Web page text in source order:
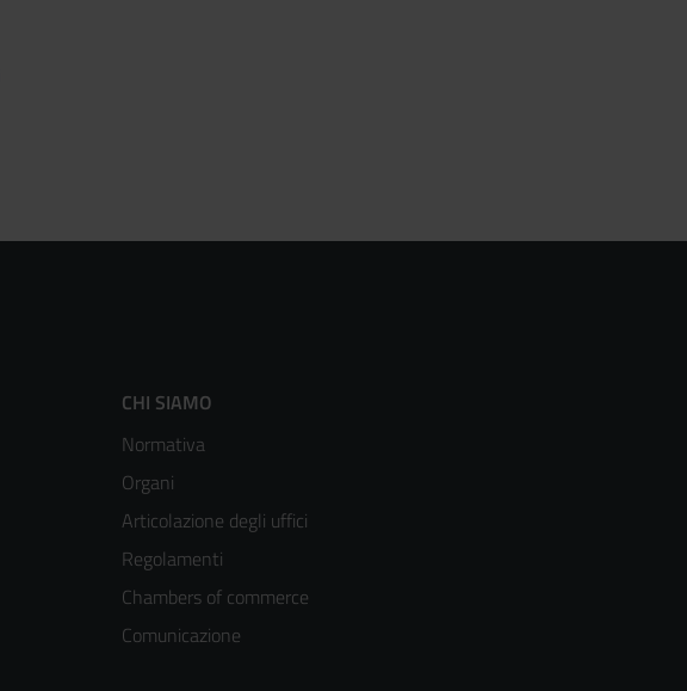
Footer
menù
colonna
3
CHI SIAMO
Normativa
Organi
Articolazione degli uffici
Regolamenti
Chambers of commerce
Comunicazione